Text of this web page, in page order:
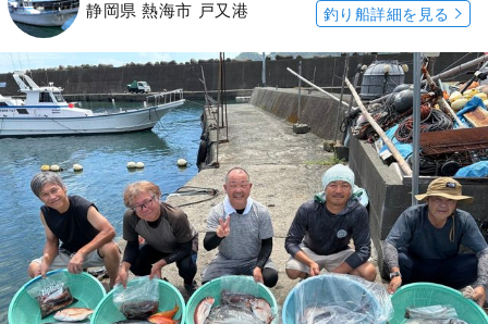
静岡県 熱海市 戸又港 釣り船詳細を見る